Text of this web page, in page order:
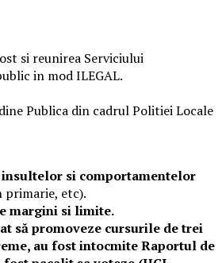
si reunirea Serviciului
in mod ILEGAL.
Publica din cadrul Politiei Locale
si comportamentelor
primarie, etc).
margini si limite.
să promoveze cursurile de trei
au fost intocmite Raportul de